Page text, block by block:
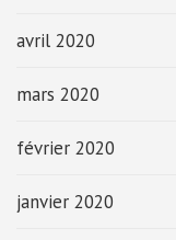
avril 2020
mars 2020
février 2020
janvier 2020